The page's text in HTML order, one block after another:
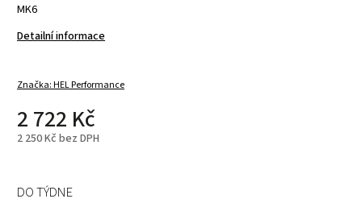
MK6
Detailní informace
Značka:HEL Performance
2 722 Kč
2 250 Kč bez DPH
DO TÝDNE